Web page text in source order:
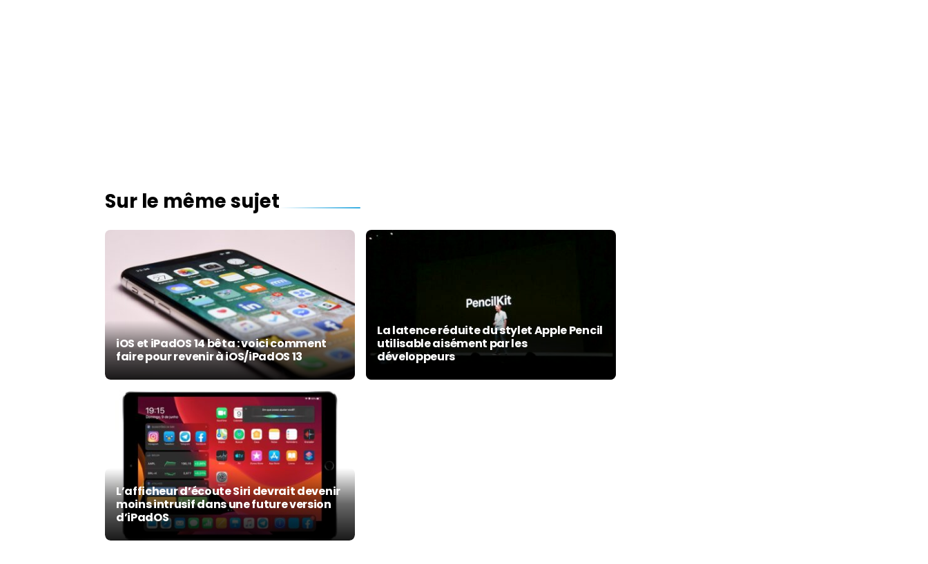
Sur le même sujet
iOS et iPadOS 14 bêta : voici comment
faire pour revenir à iOS/iPadOS 13
La latence réduite du stylet Apple Pencil
utilisable aisément par les
développeurs
L’afficheur d’écoute Siri devrait devenir
moins intrusif dans une future version
d’iPadOS